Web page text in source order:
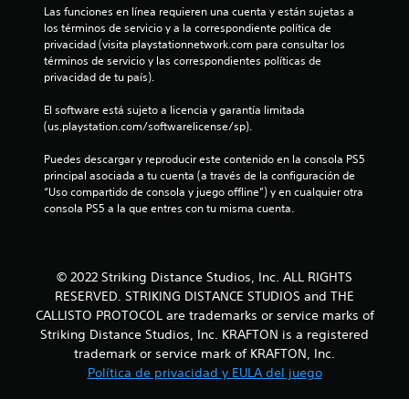
o
e
r
e
a
s
e
Las funciones en línea requieren una cuenta y están sujetas a
los términos de servicio y a la correspondiente política de
privacidad (visita playstationnetwork.com para consultar los
términos de servicio y las correspondientes políticas de
privacidad de tu país).
El software está sujeto a licencia y garantía limitada
(us.playstation.com/softwarelicense/sp).
Puedes descargar y reproducir este contenido en la consola PS5
principal asociada a tu cuenta (a través de la configuración de
“Uso compartido de consola y juego offline”) y en cualquier otra
consola PS5 a la que entres con tu misma cuenta.
© 2022 Striking Distance Studios, Inc. ALL RIGHTS
RESERVED. STRIKING DISTANCE STUDIOS and THE
CALLISTO PROTOCOL are trademarks or service marks of
Striking Distance Studios, Inc. KRAFTON is a registered
trademark or service mark of KRAFTON, Inc.
Política de privacidad y EULA del juego